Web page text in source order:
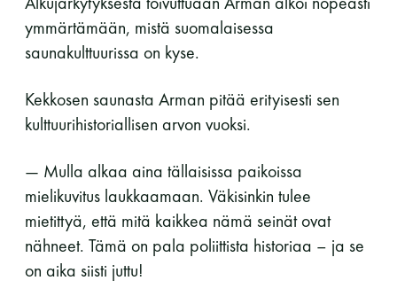
ymmärtämään, mistä suomalaisessa
saunakulttuurissa on kyse.
Kekkosen saunasta Arman pitää erityisesti sen
kulttuurihistoriallisen arvon vuoksi.
— Mulla alkaa aina tällaisissa paikoissa
mielikuvitus laukkaamaan. Väkisinkin tulee
mietittyä, että mitä kaikkea nämä seinät ovat
nähneet. Tämä on pala poliittista historiaa – ja se
on aika siisti juttu!